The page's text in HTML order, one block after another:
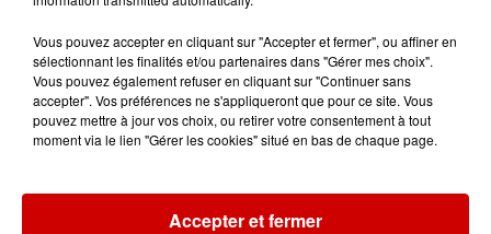
Le Duel - Gagnez votre balade
en jet ski !
Vous pouvez accepter en cliquant sur "Accepter et fermer", ou affiner en
sélectionnant les finalités et/ou partenaires dans "Gérer mes choix".
Vous pouvez également refuser en cliquant sur "Continuer sans
accepter". Vos préférences ne s'appliqueront que pour ce site. Vous
pouvez mettre à jour vos choix, ou retirer votre consentement à tout
moment via le lien "Gérer les cookies" situé en bas de chaque page.
Accepter et fermer